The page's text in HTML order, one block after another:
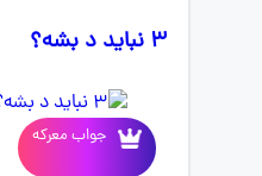
۳ نباید د بشه؟
جواب معرکه